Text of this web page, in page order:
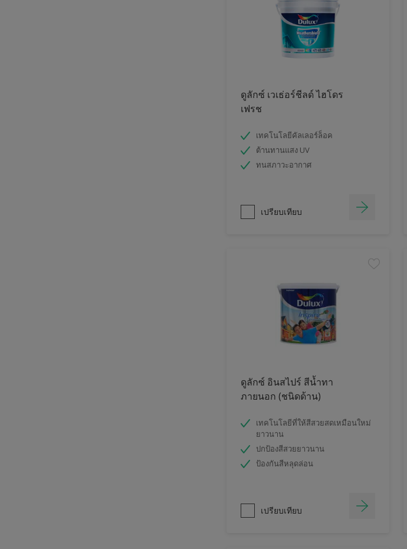
ดูลักซ์ เวเธ่อร์ชีลด์ ไฮโดร
เฟรช
เทคโนโลยีคัลเลอร์ล็อค
ต้านทานแสง UV
ทนสภาวะอากาศ
เปรียบเทียบ
ดูลักซ์ อินสไปร์ สีน้ำทา
ภายนอก (ชนิดด้าน)
เทคโนโลยีที่ให้สีสวยสดเหมือนใหม่
ยาวนาน
ปกป้องสีสวยยาวนาน
ป้องกันสีหลุดล่อน
เปรียบเทียบ